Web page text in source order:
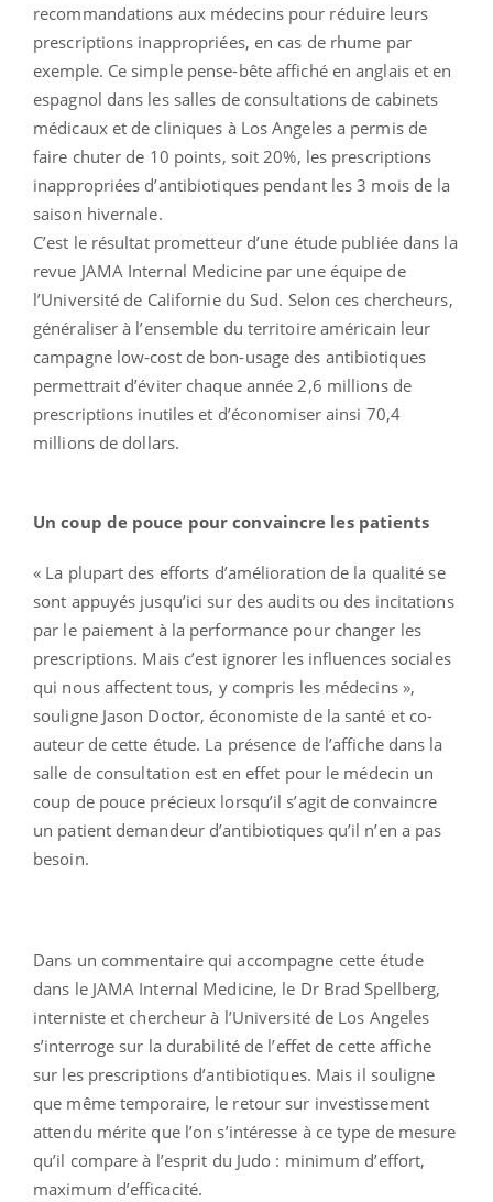
recommandations aux médecins pour réduire leurs
prescriptions inappropriées, en cas de rhume par
exemple. Ce simple pense-bête affiché en anglais et en
espagnol dans les salles de consultations de cabinets
médicaux et de cliniques à Los Angeles a permis de
faire chuter de 10 points, soit 20%, les prescriptions
inappropriées d’antibiotiques pendant les 3 mois de la
saison hivernale.
C’est le résultat prometteur d’une étude publiée dans la
revue JAMA Internal Medicine par une équipe de
l’Université de Californie du Sud. Selon ces chercheurs,
généraliser à l’ensemble du territoire américain leur
campagne low-cost de bon-usage des antibiotiques
permettrait d’éviter chaque année 2,6 millions de
prescriptions inutiles et d’économiser ainsi 70,4
millions de dollars.
Un coup de pouce pour convaincre les patients
« La plupart des efforts d’amélioration de la qualité se
sont appuyés jusqu’ici sur des audits ou des incitations
par le paiement à la performance pour changer les
prescriptions. Mais c’est ignorer les influences sociales
qui nous affectent tous, y compris les médecins »,
souligne Jason Doctor, économiste de la santé et co-
auteur de cette étude. La présence de l’affiche dans la
salle de consultation est en effet pour le médecin un
coup de pouce précieux lorsqu’il s’agit de convaincre
un patient demandeur d’antibiotiques qu’il n’en a pas
besoin.
Dans un commentaire qui accompagne cette étude
dans le JAMA Internal Medicine, le Dr Brad Spellberg,
interniste et chercheur à l’Université de Los Angeles
s’interroge sur la durabilité de l’effet de cette affiche
sur les prescriptions d’antibiotiques. Mais il souligne
que même temporaire, le retour sur investissement
attendu mérite que l’on s’intéresse à ce type de mesure
qu’il compare à l’esprit du Judo : minimum d’effort,
maximum d’efficacité.